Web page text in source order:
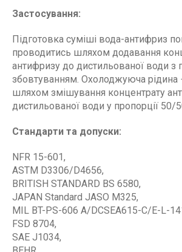
Застосування:
Підготовка суміші вода-антифриз
проводитись шляхом додавання
антифризу до дистильованої води
збовтуванням. Охолоджуюча рідина
шляхом змішування концентрату
дистильованої води у пропорції 50/
Стандарти та допуски:
NFR 15-601,
ASTM D3306/D4656,
BRITISH STANDARD BS 6580,
JAPAN Standard JASO M325,
MIL BT-PS-606 A/DCSEA615-C/E-L-
FSD 8704,
SAE J1034,